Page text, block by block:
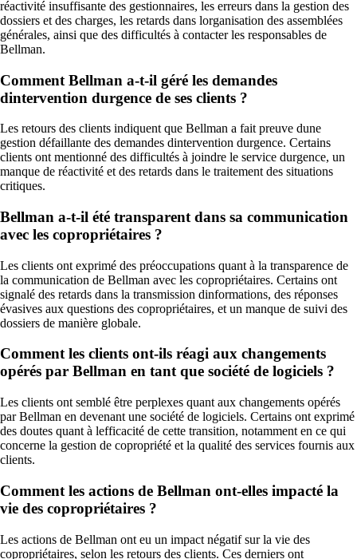
réactivité insuffisante des gestionnaires, les erreurs dans la gestion des
dossiers et des charges, les retards dans lorganisation des assemblées
générales, ainsi que des difficultés à contacter les responsables de
Bellman.
Comment Bellman a-t-il géré les demandes
dintervention durgence de ses clients ?
Les retours des clients indiquent que Bellman a fait preuve dune
gestion défaillante des demandes dintervention durgence. Certains
clients ont mentionné des difficultés à joindre le service durgence, un
manque de réactivité et des retards dans le traitement des situations
critiques.
Bellman a-t-il été transparent dans sa communication
avec les copropriétaires ?
Les clients ont exprimé des préoccupations quant à la transparence de
la communication de Bellman avec les copropriétaires. Certains ont
signalé des retards dans la transmission dinformations, des réponses
évasives aux questions des copropriétaires, et un manque de suivi des
dossiers de manière globale.
Comment les clients ont-ils réagi aux changements
opérés par Bellman en tant que société de logiciels ?
Les clients ont semblé être perplexes quant aux changements opérés
par Bellman en devenant une société de logiciels. Certains ont exprimé
des doutes quant à lefficacité de cette transition, notamment en ce qui
concerne la gestion de copropriété et la qualité des services fournis aux
clients.
Comment les actions de Bellman ont-elles impacté la
vie des copropriétaires ?
Les actions de Bellman ont eu un impact négatif sur la vie des
copropriétaires, selon les retours des clients. Ces derniers ont